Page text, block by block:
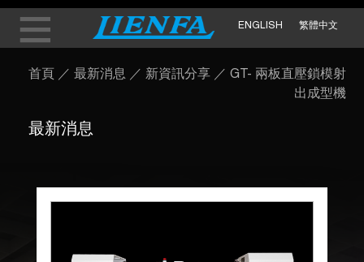
ENGLISH 繁體中文
首頁 ／ 最新消息 ／ 新資訊分享／ GT- 兩板直壓鎖模射
出成型機
最新消息